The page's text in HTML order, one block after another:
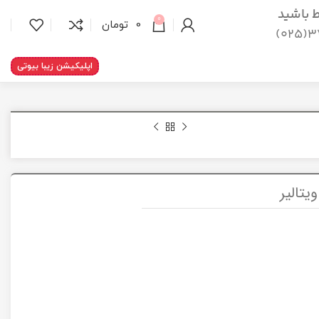
باشید
0
0 تومان
اپلیکیشن زیبا بیوتی